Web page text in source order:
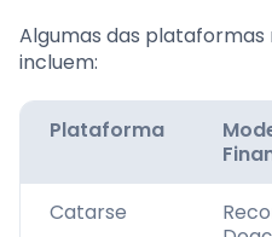
Algumas das plataformas
incluem:
Plataforma
Catarse